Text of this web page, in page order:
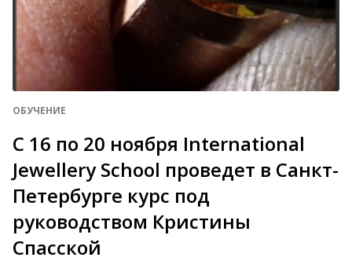
ОБУЧЕНИЕ
С 16 по 20 ноября International
Jewellery School проведет в Санкт-
Петербурге курс под
руководством Кристины
Спасской